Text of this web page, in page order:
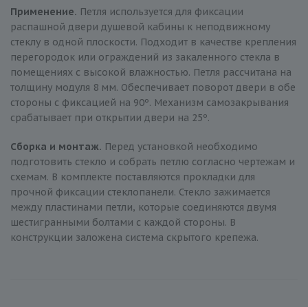
Применение. Петля используется для фиксации
распашной двери душевой кабины к неподвижному
стеклу в одной плоскости. Подходит в качестве крепления
перегородок или ограждений из закаленного стекла в
помещениях с высокой влажностью. Петля рассчитана на
толщину модуля 8 мм. Обеспечивает поворот двери в обе
стороны с фиксацией на 90º. Механизм самозакрывания
срабатывает при открытии двери на 25º.
Сборка и монтаж. Перед установкой необходимо
подготовить стекло и собрать петлю согласно чертежам и
схемам. В комплекте поставляются прокладки для
прочной фиксации стеклопанели. Стекло зажимается
между пластинами петли, которые соединяются двумя
шестигранными болтами с каждой стороны. В
конструкции заложена система скрытого крепежа.